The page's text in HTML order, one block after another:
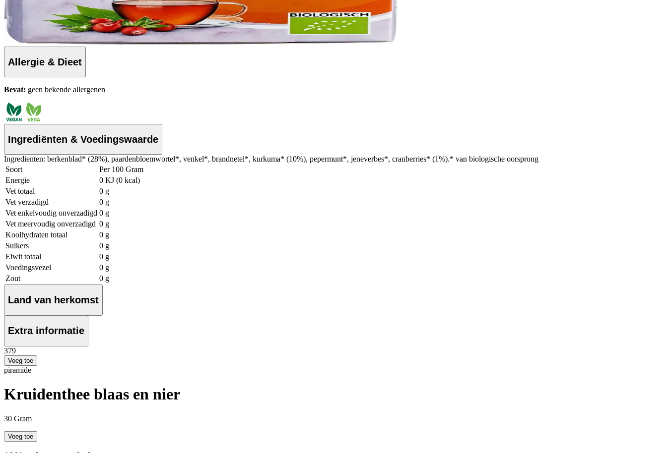
Allergie & Dieet
Bevat: geen bekende allergenen
Ingrediënten & Voedingswaarde
Ingredienten: berkenblad* (28%), paardenbloemwortel*, venkel*, brandnetel*, kurkuma* (10%), pepermunt*, jeneverbes*, cranberries* (1%).* van biologische oorsprong
Soort
Per 100 Gram
Energie
0 KJ (0 kcal)
Vet totaal
0 g
Vet verzadigd
0 g
Vet enkelvoudig onverzadigd 0 g
Vet meervoudig onverzadigd 0 g
Koolhydraten totaal
0 g
Suikers
0 g
Eiwit totaal
0 g
Voedingsvezel
0 g
Zout
0 g
Land van herkomst
Extra informatie
379
Voeg toe
piramide
Kruidenthee blaas en nier
30 Gram
Voeg toe